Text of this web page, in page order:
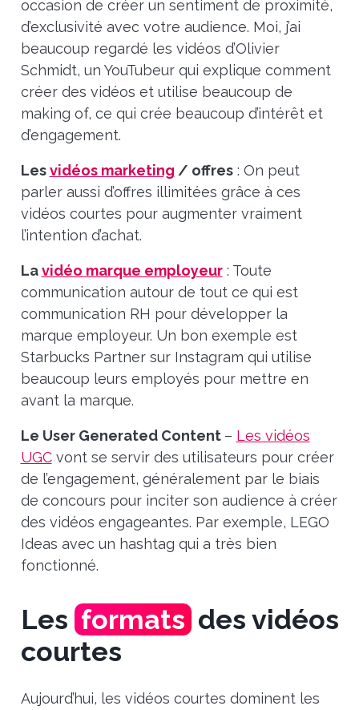
occasion de créer un sentiment de proximité,
d’exclusivité avec votre audience. Moi, j’ai
beaucoup regardé les vidéos d’Olivier
Schmidt, un YouTubeur qui explique comment
créer des vidéos et utilise beaucoup de
making of, ce qui crée beaucoup d’intérêt et
d’engagement.
Lesvidéos marketing / offres: On peut
parler aussi d’offres illimitées grâce à ces
vidéos courtes pour augmenter vraiment
l’intention d’achat.
Lavidéo marque employeur: Toute
communication autour de tout ce qui est
communication RH pour développer la
marque employeur. Un bon exemple est
Starbucks Partner sur Instagram qui utilise
beaucoup leurs employés pour mettre en
avant la marque.
Le User Generated Content – Les vidéos
UGCvont se servir des utilisateurs pour créer
de l’engagement, généralement par le biais
de concours pour inciter son audience à créer
des vidéos engageantes. Par exemple, LEGO
Ideas avec un hashtag qui a très bien
fonctionné.
Les formatsdes vidéos
courtes
Aujourd’hui, les vidéos courtes dominent les